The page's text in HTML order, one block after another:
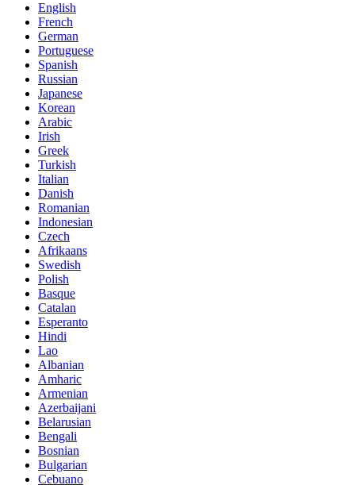
English
French
German
Portuguese
Spanish
Russian
Japanese
Korean
Arabic
Irish
Greek
Turkish
Italian
Danish
Romanian
Indonesian
Czech
Afrikaans
Swedish
Polish
Basque
Catalan
Esperanto
Hindi
Lao
Albanian
Amharic
Armenian
Azerbaijani
Belarusian
Bengali
Bosnian
Bulgarian
Cebuano